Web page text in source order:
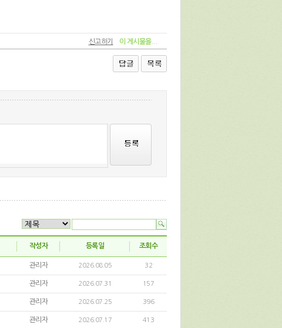
신고하기 이 게시물을...
작성자 등록일 조회수
관리자 2026.08.05 32
관리자 2026.07.31 157
관리자 2026.07.25 396
관리자 2026.07.17 413